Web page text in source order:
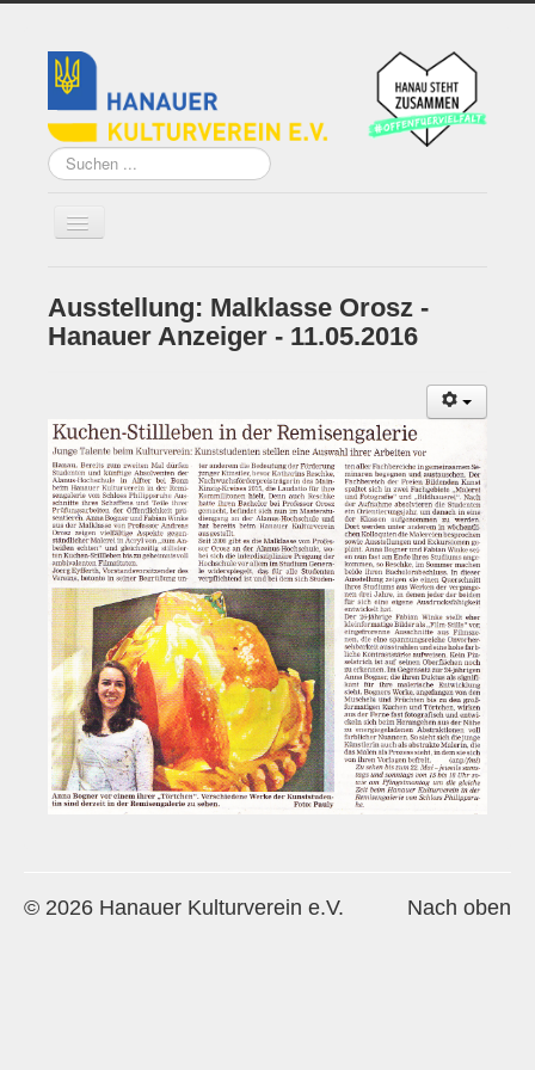
Suchen
...
Home
Über uns
Künstler*innen der
Remise
Grundsatzprogramm
Historie
Impressum
Mitglieder-Info
Sonderpreis Kultur
Veranstaltungen
Aktuell
Ausstellung: Malklasse Orosz -
Hanauer Anzeiger - 11.05.2016
Nach oben
© 2026 Hanauer Kulturverein e.V.